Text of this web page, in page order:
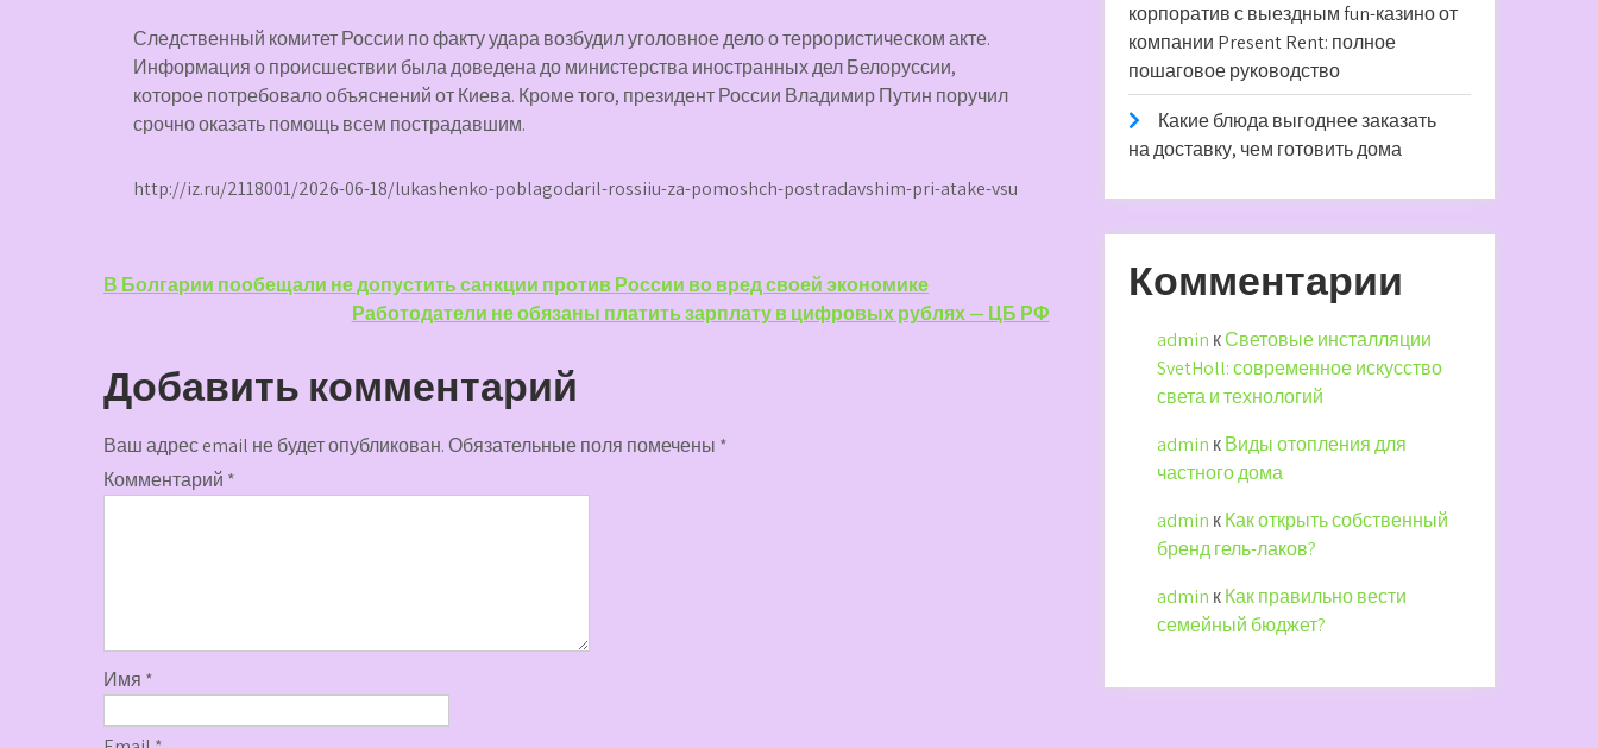
Следственный комитет России по факту удара возбудил уголовное дело о террористическом акте.
Информация о происшествии была доведена до министерства иностранных дел Белоруссии,
которое потребовало объяснений от Киева. Кроме того, президент России Владимир Путин поручил
срочно оказать помощь всем пострадавшим.
http://iz.ru/2118001/2026-06-18/lukashenko-poblagodaril-rossiiu-za-pomoshch-postradavshim-pri-atake-vsu
Навигация
записям
В Болгарии пообещали не допустить санкции против России во вред своей экономике
Работодатели не обязаны платить зарплату в цифровых рублях — ЦБ РФ
Добавить комментарий
Ваш адрес email не будет опубликован.Обязательные поля помечены *
Комментарий *
Имя *
корпоратив с выездным fun-казино от
компании Present Rent: полное
пошаговое руководство
Какие блюда выгоднее заказать
на доставку, чем готовить дома
Комментарии
admin кСветовые инсталляции
SvetHoll: современное искусство
света и технологий
admin кВиды отопления для
частного дома
admin кКак открыть собственный
бренд гель-лаков?
admin кКак правильно вести
семейный бюджет?